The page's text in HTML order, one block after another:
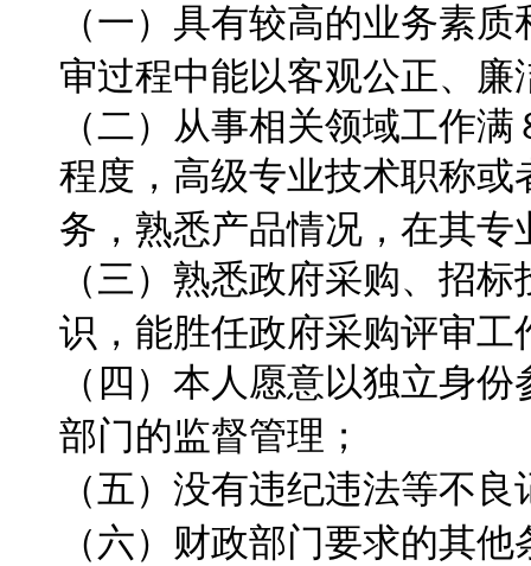
（一）具有较高的业务素
审过程中能以客观公正、
（二）从事相关领域工作
程度，高级专业技术职称
务，熟悉产品情况，在其
（三）熟悉政府采购、招
识，能胜任政府采购评审工
（四）本人愿意以独立身
部门的监督管理；
（五）没有违纪违法等不良
（六）财政部门要求的其他